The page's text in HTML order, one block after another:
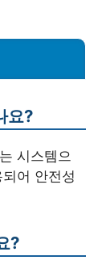
요?
시스템으
어 안전성
?